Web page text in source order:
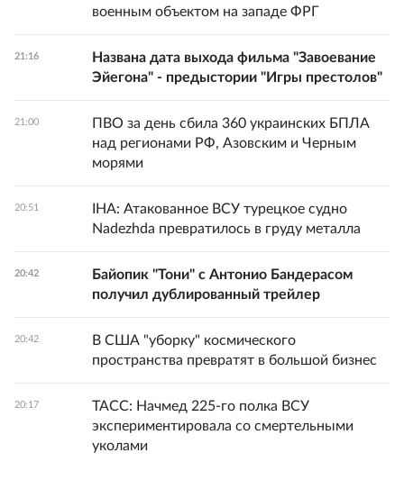
военным объектом на западе ФРГ
21:16
Названа дата выхода фильма "Завоевание
Эйегона" - предыстории "Игры престолов"
21:00
ПВО за день сбила 360 украинских БПЛА
над регионами РФ, Азовским и Черным
морями
20:51
IHA: Атакованное ВСУ турецкое судно
Nadezhda превратилось в груду металла
20:42
Байопик "Тони" с Антонио Бандерасом
получил дублированный трейлер
20:42
В США "уборку" космического
пространства превратят в большой бизнес
20:17
ТАСС: Начмед 225-го полка ВСУ
экспериментировала со смертельными
уколами